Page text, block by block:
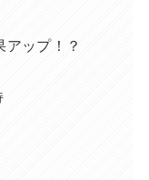
ップ！？